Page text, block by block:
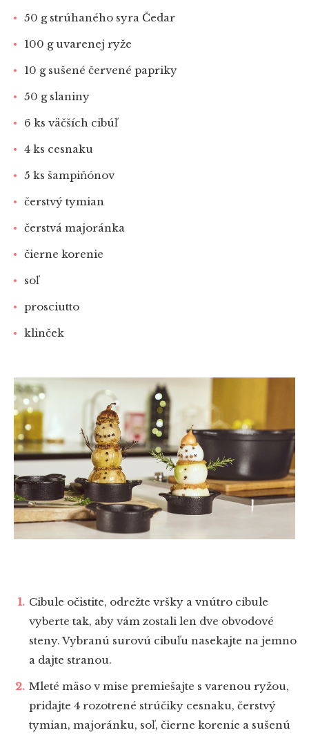
50 g strúhaného syra Čedar
100 g uvarenej ryže
10 g sušené červené papriky
50 g slaniny
6 ks väčších cibúľ
4 ks cesnaku
5 ks šampiňónov
čerstvý tymian
čerstvá majoránka
čierne korenie
soľ
prosciutto
klinček
Cibule očistite, odrežte vršky a vnútro cibule
vyberte tak, aby vám zostali len dve obvodové
steny. Vybranú surovú cibuľu nasekajte na jemno
a dajte stranou.
Mleté mäso v mise premiešajte s varenou ryžou,
pridajte 4 rozotrené strúčiky cesnaku, čerstvý
tymian, majoránku, soľ, čierne korenie a sušenú